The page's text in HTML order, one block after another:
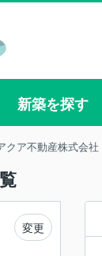
新築を探す
クア不動産株式会社
変更